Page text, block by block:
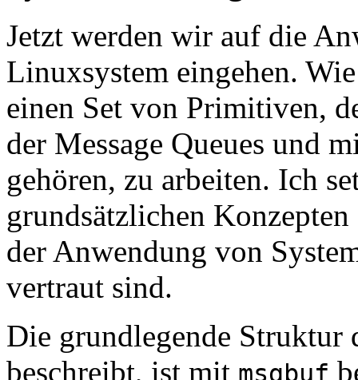
Jetzt werden wir auf die
Linuxsystem eingehen.
einen Set von Primitiven,
der Message Queues und
gehören, zu arbeiten. Ich
grundsätzlichen
der Anwendung von
vertraut sind.
Die grundlegende Struktur
beschreibt, ist mit msgbuf